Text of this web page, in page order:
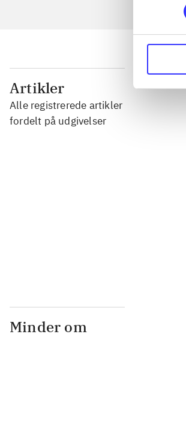
Artikler
Alle registrerede artikler
fordelt på udgivelser
Minder om